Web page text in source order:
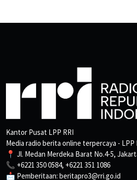
Kantor Pusat LPP RRI
Media radio berita online terpercaya - LPP
📍 Jl. Medan Merdeka Barat No.4-5,
📞 +6221 350 0584, +6221 351 1086
📩 Pemberitaan: beritapro3@rri.go.id